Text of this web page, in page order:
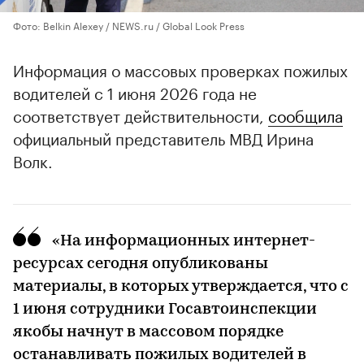
Фото: Belkin Alexey / NEWS.ru / Global Look Press
Информация о массовых проверках пожилых
водителей с 1 июня 2026 года не
соответствует действительности, сообщила
официальный представитель МВД Ирина
Волк.
«На информационных интернет-
ресурсах сегодня опубликованы
материалы, в которых утверждается, что с
1 июня сотрудники Госавтоинспекции
якобы начнут в массовом порядке
останавливать пожилых водителей в